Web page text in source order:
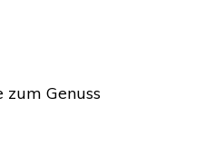
Genuss